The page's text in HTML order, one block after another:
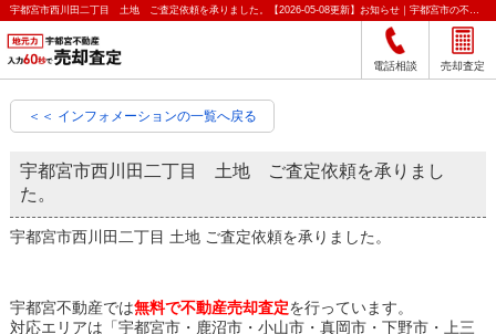
宇都宮市西川田二丁目 土地 ご査定依頼を承りました。【2026-05-08更新】お知らせ｜宇都宮市の不動産をクイック売却査定｜宇都宮不動産
電話相談 売却査定
＜＜ インフォメーションの一覧へ戻る
宇都宮市西川田二丁目 土地 ご査定依頼を承りまし
た。
宇都宮市西川田二丁目 土地 ご査定依頼を承りました。
宇都宮不動産では無料で不動産売却査定を行っています。
対応エリアは「宇都宮市・鹿沼市・小山市・真岡市・下野市・上三